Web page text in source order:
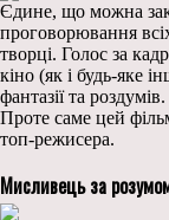
Єдине, що можна
проговорювання
творці. Голос за
кіно (як і будь-яке
фантазії та роздумів.
Проте саме цей
топ-режисера.
Мисливець за